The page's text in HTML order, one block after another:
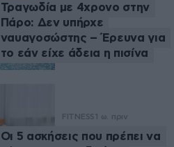
Τραγωδία με 4χρονο στην
Πάρο: Δεν υπήρχε
ναυαγοσώστης – Έρευνα για
το εάν είχε άδεια η πισίνα
FITNESS 1 ω. πριν
Οι 5 ασκήσεις που πρέπει να